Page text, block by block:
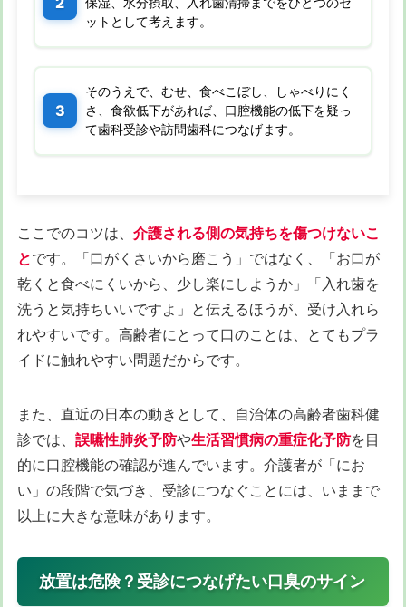
ットとして考えます。
そのうえで、むせ、食べこぼし、しゃべりにく
さ、食欲低下があれば、口腔機能の低下を疑っ
て歯科受診や訪問歯科につなげます。
ここでのコツは、 介護される側の気持ちを傷つけないこ
とです。「口がくさいから磨こう」ではなく、「お口が
乾くと食べにくいから、少し楽にしようか」「入れ歯を
洗うと気持ちいいですよ」と伝えるほうが、受け入れら
れやすいです。高齢者にとって口のことは、とてもプラ
イドに触れやすい問題だからです。
また、直近の日本の動きとして、自治体の高齢者歯科健
診では、 誤嚥性肺炎予防や生活習慣病の重症化予防を目
的に口腔機能の確認が進んでいます。介護者が「にお
い」の段階で気づき、受診につなぐことには、いままで
以上に大きな意味があります。
放置は危険？受診につなげたい口臭のサイン